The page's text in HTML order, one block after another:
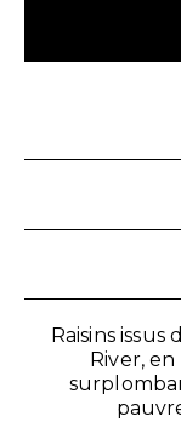
Raisins
River,